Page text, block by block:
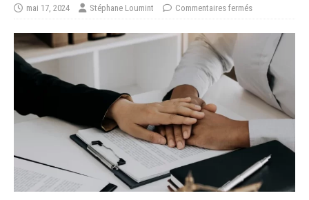
mai 17, 2024 Stéphane Loumint Commentaires fermés